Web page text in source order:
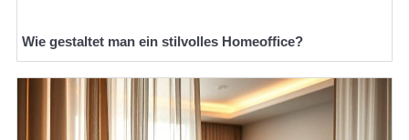
Wie gestaltet man ein stilvolles Homeoffice?